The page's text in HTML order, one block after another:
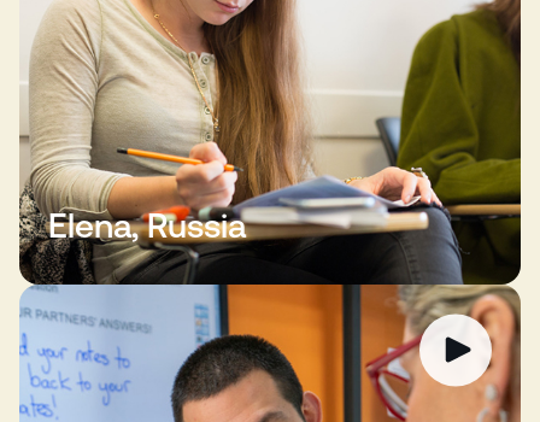
Elena, Russia